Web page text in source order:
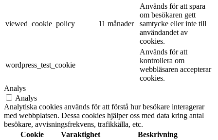
viewed_cookie_policy 11 månader
Används för att spara
om besökaren gett
samtycke eller inte till
användandet av
cookies.
wordpress_test_cookie
Används för att
kontrollera om
webbläsaren accepterar
cookies.
Analys
Analys
Analytiska cookies används för att förstå hur besökare interagerar
med webbplatsen. Dessa cookies hjälper oss med data kring antal
besökare, avvisningsfrekvens, trafikkälla, etc.
Cookie
Varaktighet Beskrivning